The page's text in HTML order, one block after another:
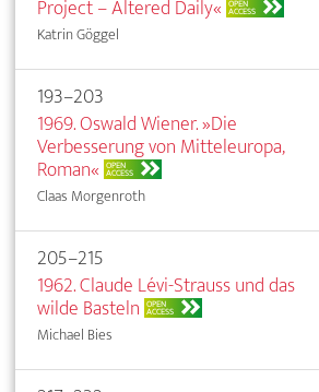
Project – Altered Daily« OPEN
ACCESS
Katrin Göggel
193–203
1969. Oswald Wiener. »Die
Verbesserung von Mitteleuropa,
Roman« OPEN
ACCESS
Claas Morgenroth
205–215
1962. Claude Lévi-Strauss und das
wilde Basteln OPEN
ACCESS
Michael Bies